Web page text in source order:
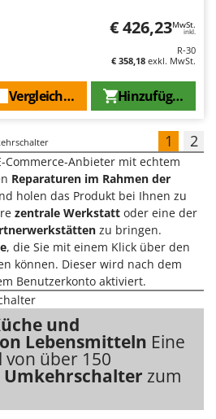
€ 426,23MwSt.
inkl.
R-30
€ 358,18 exkl. MwSt.
Hinzufügen
Vergleichen Sie
1 2
Commerce-Anbieter mit echtem
Reparaturen im Rahmen der
holen das Produkt bei Ihnen zu
zentrale Werkstatt oder eine der
zu bringen.
, die Sie mit einem Klick über den
können. Dieser wird nach dem
Benutzerkonto aktiviert.
und
Lebensmitteln Eine
über 150
zum